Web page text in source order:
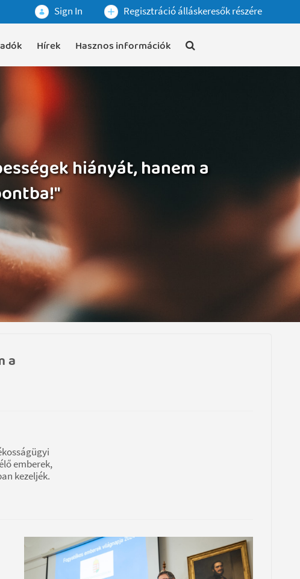
Sign In Regisztráció álláskeresők részére
Hírek Hasznos információk
hiányát, hanem a
a
emberek,
kezeljék.